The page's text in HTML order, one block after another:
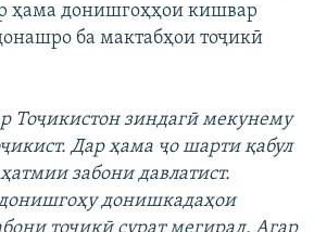
ҳама донишгоҳҳои кишвар
ба мактабҳои тоҷикӣ
Тоҷикистон зиндагӣ мекунему
Дар ҳама ҷо шарти қабул
забони давлатист.
донишкадаҳои